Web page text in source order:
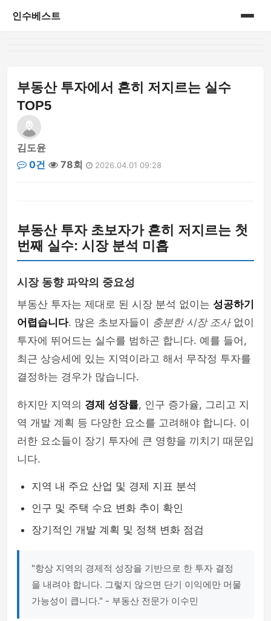
인수베스트
부동산 투자에서 흔히 저지르는 실수
TOP5
김도윤
0건
78회 2026.04.01 09:28
부동산 투자 초보자가 흔히 저지르는 첫
번째 실수: 시장 분석 미흡
시장 동향 파악의 중요성
부동산 투자는 제대로 된 시장 분석 없이는 성공하기
어렵습니다. 많은 초보자들이 충분한 시장 조사없이
투자에 뛰어드는 실수를 범하곤 합니다. 예를 들어,
최근 상승세에 있는 지역이라고 해서 무작정 투자를
결정하는 경우가 많습니다.
하지만 지역의 경제 성장률, 인구 증가율, 그리고 지
역 개발 계획 등 다양한 요소를 고려해야 합니다. 이
러한 요소들이 장기 투자에 큰 영향을 끼치기 때문입
니다.
지역 내 주요 산업 및 경제 지표 분석
인구 및 주택 수요 변화 추이 확인
장기적인 개발 계획 및 정책 변화 점검
"항상 지역의 경제적 성장을 기반으로 한 투자 결정
을 내려야 합니다. 그렇지 않으면 단기 이익에만 머물
가능성이 큽니다." - 부동산 전문가 이수민